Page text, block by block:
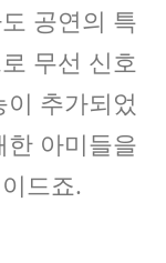
공연의 특
무선 신호
추가되었
아미들을
드죠.